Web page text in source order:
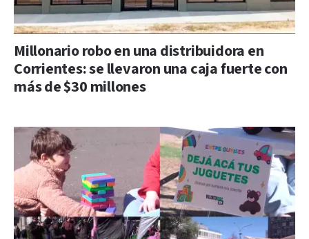
Millonario robo en una distribuidora en
Corrientes: se llevaron una caja fuerte con
más de $30 millones